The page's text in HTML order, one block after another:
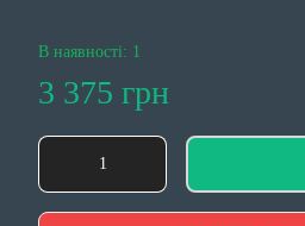
В наявності: 1
3 375 грн